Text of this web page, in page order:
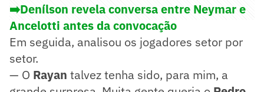
➡️Denílson revela conversa entre Neymar e
Ancelotti antes da convocação
Em seguida, analisou os jogadores setor por
setor.
— O Rayan talvez tenha sido, para mim, a